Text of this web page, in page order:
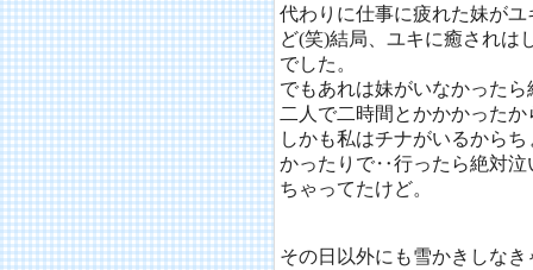
代わりに仕事に疲れた妹が
ど(笑)結局、ユキに癒されは
でした。
でもあれは妹がいなかった
二人で二時間とかかかったか
しかも私はチナがいるから
かったりで‥行ったら絶対泣
ちゃってたけど。
その日以外にも雪かきしな